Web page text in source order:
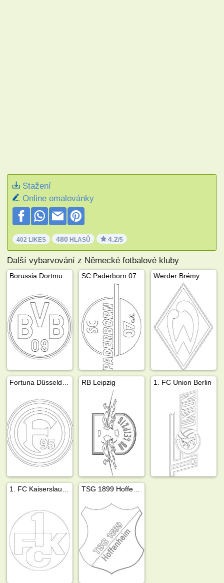
Stažení
Online omalovánky
402 LIKES 480 HLASŮ 4.2/5
Další vybarvování z Německé fotbalové kluby
SC Paderborn 07 Werder Brémy
RB Leipzig 1. FC Union Berlin